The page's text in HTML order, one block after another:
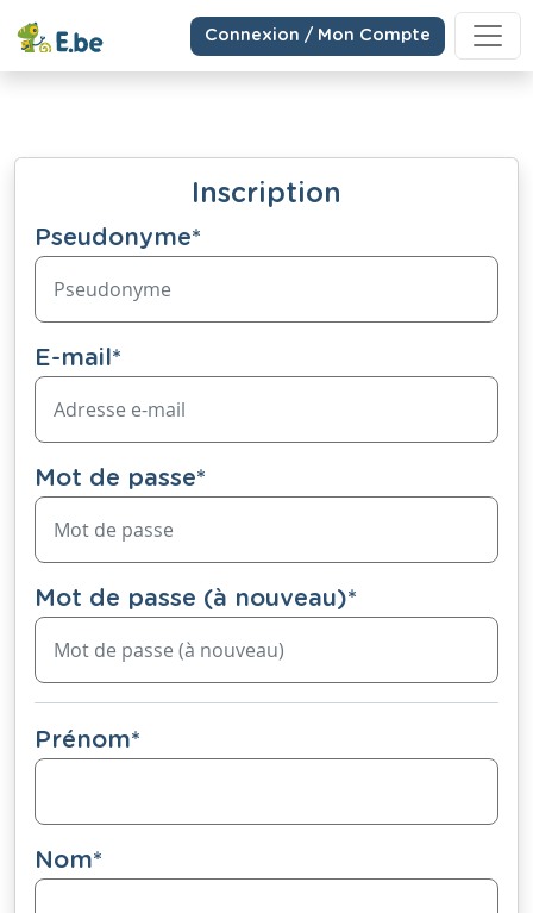
Connexion / Mon Compte
Inscription
Pseudonyme*
E-mail*
Mot de passe*
Mot de passe (à nouveau)*
Prénom*
Nom*